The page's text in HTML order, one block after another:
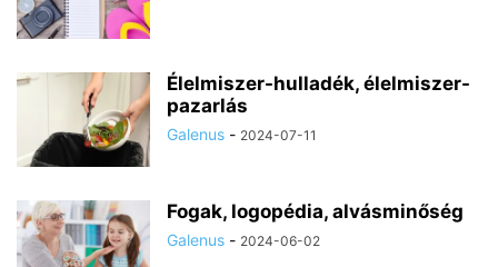
Élelmiszer-hulladék, élelmiszer-
pazarlás
Galenus - 2024-07-11
Fogak, logopédia, alvásminőség
Galenus - 2024-06-02